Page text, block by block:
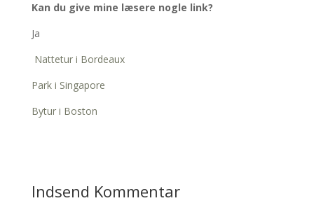
Kan du give mine læsere nogle link?
Ja
Nattetur i Bordeaux
Park i Singapore
Bytur i Boston
Indsend Kommentar